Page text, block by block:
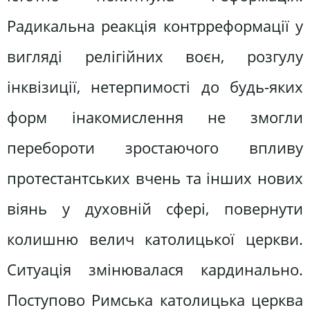
Радикальна реакція контрреформації у
вигляді релігійних воєн, розгулу
інквізиції, нетерпимості до будь-яких
форм інакомислення не змогли
перебороти зростаючого впливу
протестантських вчень та інших нових
віянь у духовній сфері, повернути
колишню велич католицької церкви.
Ситуація змінювалася кардинально.
Поступово Римська католицька церква